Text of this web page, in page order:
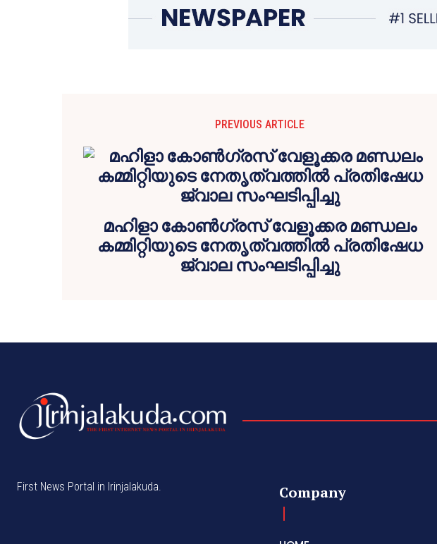
PREVIOUS ARTICLE
മഹിളാ കോൺഗ്രസ്‌ വേളൂക്കര മണ്ഡലം
കമ്മിറ്റിയുടെ നേതൃത്വത്തിൽ പ്രതിഷേധ
ജ്വാല സംഘടിപ്പിച്ചു
First News Portal in Irinjalakuda. Company